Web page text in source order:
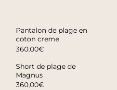
Pantalon de plage en
coton creme
360,00€
Short de plage de
Magnus
360,00€